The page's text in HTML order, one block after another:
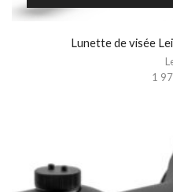
Lunette de visée
1